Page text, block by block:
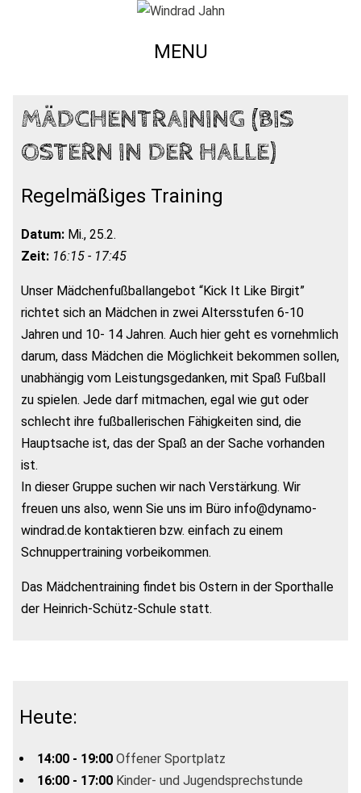
MENU
MÄDCHENTRAINING (BIS
OSTERN IN DER HALLE)
Regelmäßiges Training
Datum: Mi., 25.2.
Zeit: 16:15 - 17:45
Unser Mädchenfußballangebot “Kick It Like Birgit”
richtet sich an Mädchen in zwei Altersstufen 6-10
Jahren und 10- 14 Jahren. Auch hier geht es vornehmlich
darum, dass Mädchen die Möglichkeit bekommen sollen,
unabhängig vom Leistungsgedanken, mit Spaß Fußball
zu spielen. Jede darf mitmachen, egal wie gut oder
schlecht ihre fußballerischen Fähigkeiten sind, die
Hauptsache ist, das der Spaß an der Sache vorhanden
ist.
In dieser Gruppe suchen wir nach Verstärkung. Wir
freuen uns also, wenn Sie uns im Büro info@dynamo-
windrad.de kontaktieren bzw. einfach zu einem
Schnuppertraining vorbeikommen.
Das Mädchentraining findet bis Ostern in der Sporthalle
der Heinrich-Schütz-Schule statt.
Heute:
14:00 - 19:00 Offener Sportplatz
16:00 - 17:00 Kinder- und Jugendsprechstunde